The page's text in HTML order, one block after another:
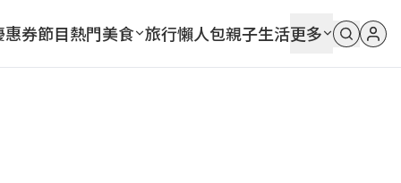
惠券節目熱門美食 旅行懶人包親子生活更多